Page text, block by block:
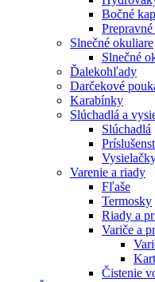
Bočné
Slnečné okuliare
Slnečné
Ďalekohľady
Darčekové
Karabínky
Slúchadlá a
Slúchadlá
Varenie a riady
Fľaše
Termosky
Riady a
Variče a
Čistenie